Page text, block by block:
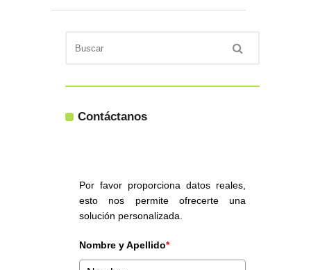
Contáctanos
Por favor proporciona datos reales,
esto nos permite ofrecerte una
solución personalizada.
Nombre y Apellido*